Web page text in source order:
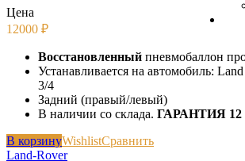
Цена
12000 ₽
Восстановленный пневмобаллон
Устанавливается на автомобиль:
3/4
Задний (правый/левый)
В наличии со склада. ГАРАНТИЯ 12
В корзинуWishlistСравнить
Land-Rover